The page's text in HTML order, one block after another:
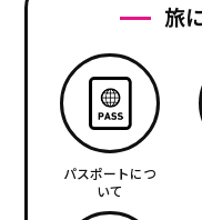
旅
パスポートにつ
いて